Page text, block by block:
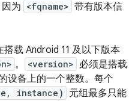
为 <fqname> 带有版本信
载 Android 11 及以下版本
。 <version> 必须是搭载
设备上的一个整数。每个
instance)
元组最多只能